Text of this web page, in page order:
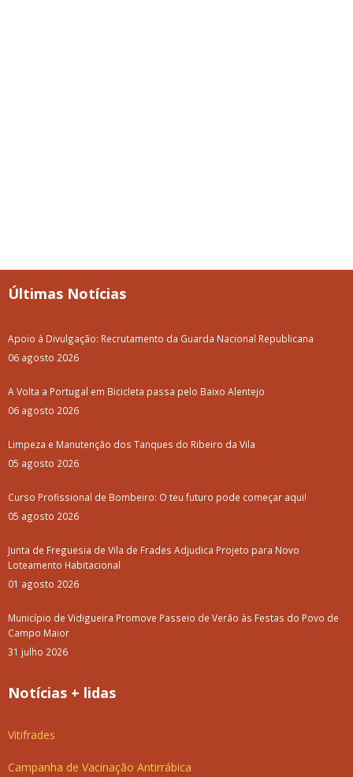
Últimas Notícias
Apoio à Divulgação: Recrutamento da Guarda Nacional Republicana
06 agosto 2026
A Volta a Portugal em Bicicleta passa pelo Baixo Alentejo
06 agosto 2026
Limpeza e Manutenção dos Tanques do Ribeiro da Vila
05 agosto 2026
Curso Profissional de Bombeiro: O teu futuro pode começar aqui!
05 agosto 2026
Junta de Freguesia de Vila de Frades Adjudica Projeto para Novo
Loteamento Habitacional
01 agosto 2026
Município de Vidigueira Promove Passeio de Verão às Festas do Povo de
Campo Maior
31 julho 2026
Notícias + lidas
Vitifrades
Campanha de Vacinação Antirrábica